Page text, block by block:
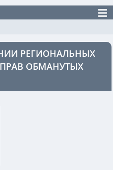
РЕГИОНАЛЬНЫХ
ОБМАНУТЫХ